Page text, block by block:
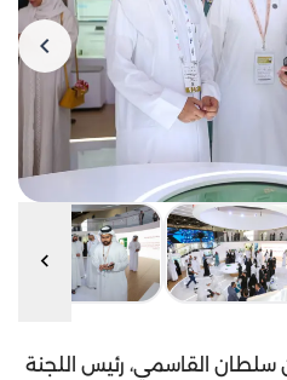
القاسمي، رئيس اللجنة